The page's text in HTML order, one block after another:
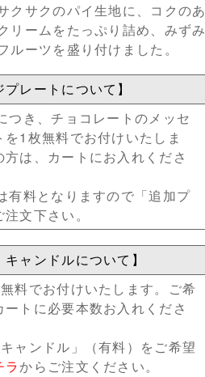
クサクのパイ生地に、コクのあ
リームをたっぷり詰め、みずみ
ルーツを盛り付けました。
プレートについて】
つき、チョコレートのメッセ
を1枚無料でお付けいたしま
方は、カートにお入れくださ
有料となりますので 「追加プ
文下さい。
キャンドルについて】
料でお付けいたします。
ご希
ートに必要本数お入れくださ
ャンドル」（有料）をご希望
ラからご注文ください。